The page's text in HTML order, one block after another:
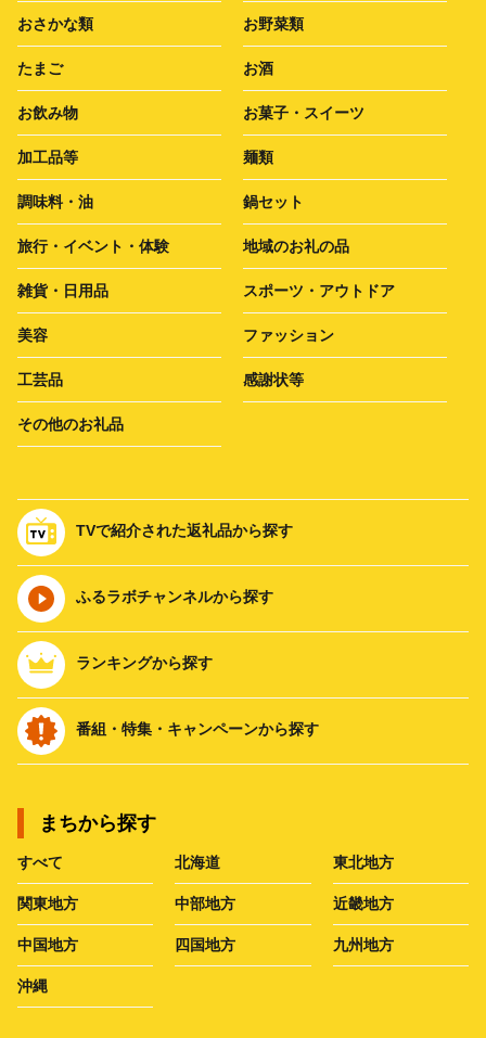
おさかな類 お野菜類
たまご お酒
お飲み物 お菓子・スイーツ
加工品等 麺類
調味料・油 鍋セット
旅行・イベント・体験 地域のお礼の品
雑貨・日用品 スポーツ・アウトドア
美容 ファッション
工芸品 感謝状等
その他のお礼品
TVで紹介された返礼品から探す
ふるラボチャンネルから探す
ランキングから探す
番組・特集・キャンペーンから探す
まちから探す
すべて 北海道 東北地方
関東地方 中部地方 近畿地方
中国地方 四国地方 九州地方
沖縄